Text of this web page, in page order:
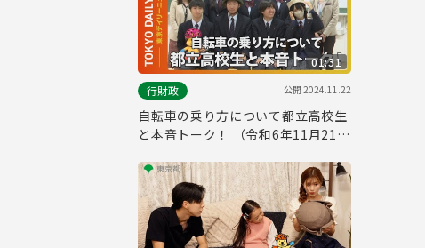
01:31
行財政
公開2024.11.22
自転車の乗り方について都立高校生
と本音トーク！ （令和6年11月21日